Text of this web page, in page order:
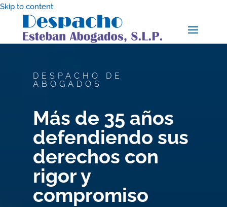
Skip to content
DESPACHO DE
ABOGADOS
Más de 35 años
defendiendo sus
derechos con
rigor y
compromiso